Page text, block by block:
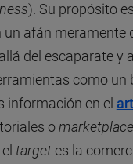
). Su propósito
afán meramente
del escaparate y
como un
información en el
o
targetes la